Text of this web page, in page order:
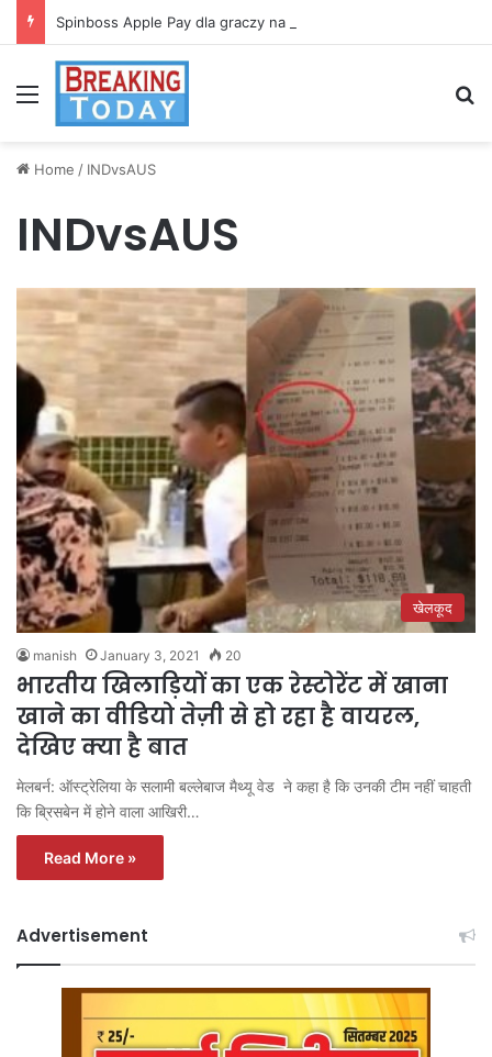
Spinboss Apple Pay dla graczy na iPhone
Menu
Home / INDvsAUS
INDvsAUS
खेलकूद
manish January 3, 2021 20
भारतीय खिलाड़ियों का एक रेस्टोरेंट में खाना
खाने का वीडियो तेज़ी से हो रहा है वायरल,
देखिए क्या है बात
मेलबर्न: ऑस्ट्रेलिया के सलामी बल्लेबाज मैथ्यू वेड ने कहा है कि उनकी टीम नहीं चाहती
कि ब्रिसबेन में होने वाला आखिरी…
Read More »
Advertisement